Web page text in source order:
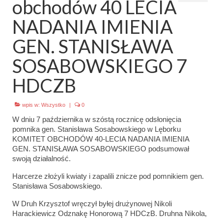
Emblematy (plakietki) i znaki drużyny
Dla harcerzy i rodziców
Ryngraf Pamiątkowy 7 HDCzB
Odznaka Honorowa 7 HDCzB
Galeria
Galerie 1983-2025
Galeria 2026
Multimedia
obchodów 40 LECIA
NADANIA IMIENIA
GEN. STANISŁAWA
SOSABOWSKIEGO 7
HDCZB
wpis w: Wszystko | 0
W dniu 7 października w szóstą rocznicę odsłonięcia
pomnika gen. Stanisława Sosabowskiego w Lęborku
KOMITET OBCHODÓW 40-LECIA NADANIA IMIENIA
GEN. STANISŁAWA SOSABOWSKIEGO podsumował
swoją działalność.
Harcerze złożyli kwiaty i zapalili znicze pod pomnikiem gen.
Stanisława Sosabowskiego.
W Druh Krzysztof wręczył byłej drużynowej Nikoli
Harackiewicz Odznakę Honorową 7 HDCzB. Druhna Nikola,